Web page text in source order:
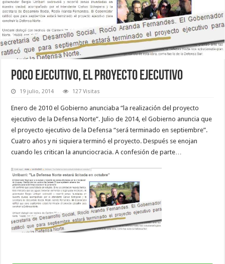
POCO EJECUTIVO, EL PROYECTO EJECUTIVO
19 julio, 2014 127 Visitas
Enero de 2010 el Gobierno anunciaba “la realización del proyecto
ejecutivo de la Defensa Norte”. Julio de 2014, el Gobierno anuncia que
el proyecto ejecutivo de la Defensa “será terminado en septiembre”.
Cuatro años y ni siquiera terminó el proyecto. Después se enojan
cuando les critican la anunciocracia. A confesión de parte…